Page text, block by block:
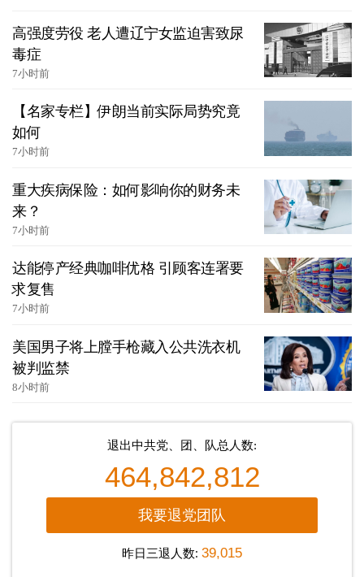
高强度劳役 老人遭辽宁女监迫害致尿
毒症
7小时前
【名家专栏】伊朗当前实际局势究竟
如何
7小时前
重大疾病保险：如何影响你的财务未
来？
7小时前
达能停产经典咖啡优格 引顾客连署要
求复售
7小时前
美国男子将上膛手枪藏入公共洗衣机
被判监禁
8小时前
退出中共党、团、队总人数:
464,842,812
我要退党团队
昨日三退人数: 39,015